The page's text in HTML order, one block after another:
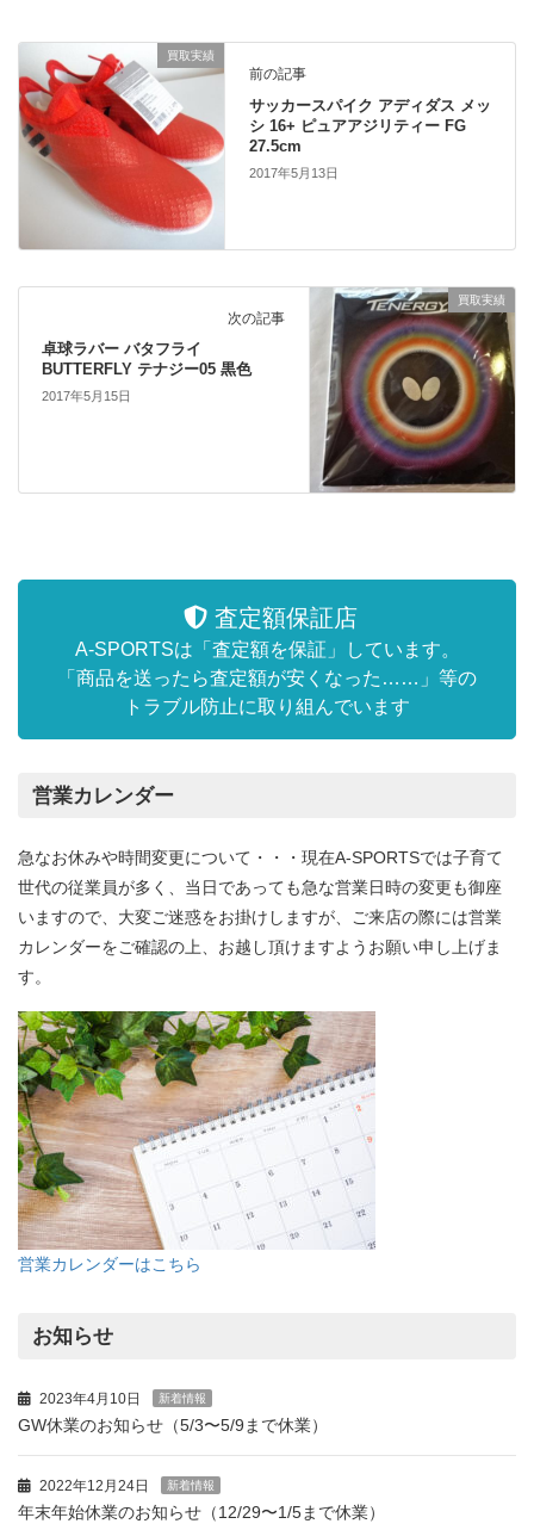
買取実績
前の記事
サッカースパイク アディダス メッ
シ 16+ ピュアアジリティー FG
27.5cm
2017年5月13日
買取実績
次の記事
卓球ラバー バタフライ
BUTTERFLY テナジー05 黒色
2017年5月15日
査定額保証店
A-SPORTSは「査定額を保証」しています。
「商品を送ったら査定額が安くなった……」等の
トラブル防止に取り組んでいます
営業カレンダー
急なお休みや時間変更について・・・現在A-SPORTSでは子育て
世代の従業員が多く、当日であっても急な営業日時の変更も御座
いますので、大変ご迷惑をお掛けしますが、ご来店の際には営業
カレンダーをご確認の上、お越し頂けますようお願い申し上げま
す。
営業カレンダーはこちら
お知らせ
2023年4月10日 新着情報
GW休業のお知らせ（5/3〜5/9まで休業）
2022年12月24日 新着情報
年末年始休業のお知らせ（12/29〜1/5まで休業）